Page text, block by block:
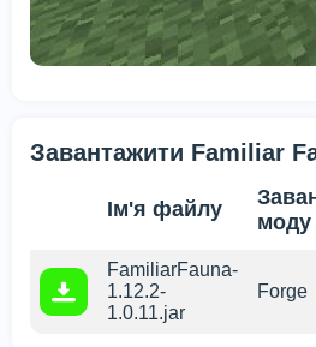
Завантажити Familiar
Ім'я файлу
моду
FamiliarFauna-
1.12.2-
1.0.11.jar
Forge
Ми використовуємо
Цей веб-сайт використовує